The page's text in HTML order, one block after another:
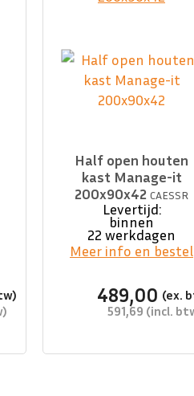
Half open houten
kast Manage-it
200x90x42CAESSR
Levertijd:
binnen
22 werkdagen
489,00
591,69
Meer info en bestel